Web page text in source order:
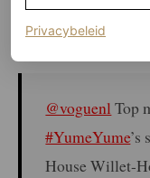
najaar. Ook een
laarzen met
@voguenl Top
#YumeYume’s
House Willet-
Privacybeleid